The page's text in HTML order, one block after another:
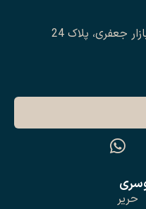
حریر
جعفری، پلاک 24